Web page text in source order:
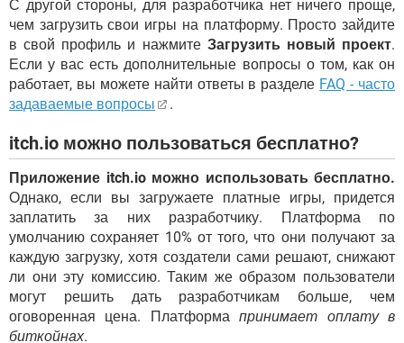
С другой стороны, для разработчика нет ничего проще,
чем загрузить свои игры на платформу. Просто зайдите
в свой профиль и нажмите Загрузить новый проект.
Если у вас есть дополнительные вопросы о том, как он
работает, вы можете найти ответы в разделе FAQ - часто
задаваемые вопросы
.
itch.io можно пользоваться бесплатно?
Приложение itch.io можно использовать бесплатно.
Однако, если вы загружаете платные игры, придется
заплатить за них разработчику. Платформа по
умолчанию сохраняет 10% от того, что они получают за
каждую загрузку, хотя создатели сами решают, снижают
ли они эту комиссию. Таким же образом пользователи
могут решить дать разработчикам больше, чем
оговоренная цена. Платформапринимает оплату в
биткойнах.